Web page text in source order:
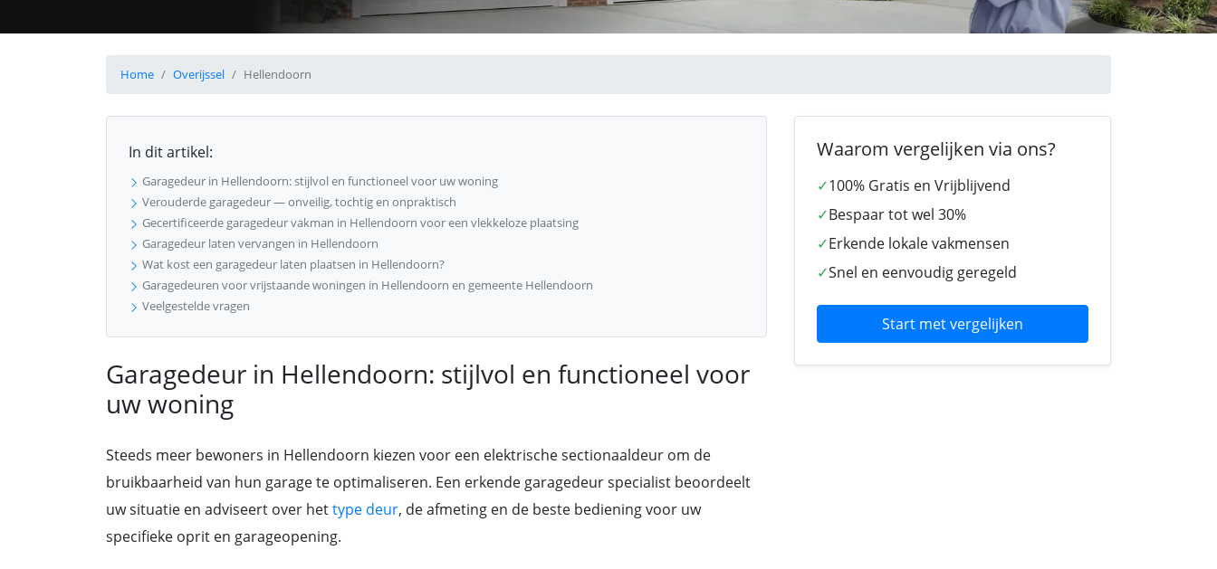
Home Overijssel Hellendoorn
In dit artikel:
Garagedeur in Hellendoorn: stijlvol en functioneel voor uw woning
Verouderde garagedeur — onveilig, tochtig en onpraktisch
Gecertificeerde garagedeur vakman in Hellendoorn voor een vlekkeloze plaatsing
Garagedeur laten vervangen in Hellendoorn
Wat kost een garagedeur laten plaatsen in Hellendoorn?
Garagedeuren voor vrijstaande woningen in Hellendoorn en gemeente Hellendoorn
Veelgestelde vragen
Garagedeur in Hellendoorn: stijlvol en functioneel voor
uw woning
Steeds meer bewoners in Hellendoorn kiezen voor een elektrische sectionaaldeur om de
bruikbaarheid van hun garage te optimaliseren. Een erkende garagedeur specialist beoordeelt
uw situatie en adviseert over hettype deur, de afmeting en de beste bediening voor uw
specifieke oprit en garageopening.
Waarom vergelijken via ons?
✓100% Gratis en Vrijblijvend
✓Bespaar tot wel 30%
✓Erkende lokale vakmensen
✓Snel en eenvoudig geregeld
Start met vergelijken